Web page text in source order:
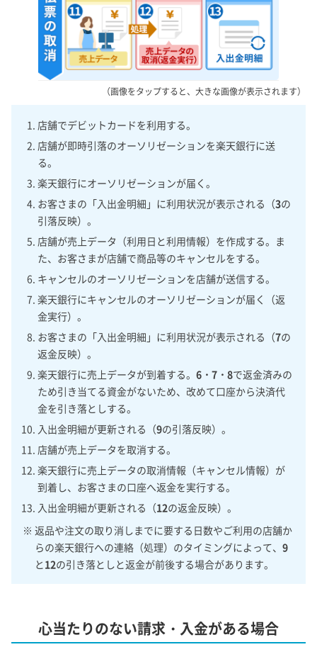
（画像をタップすると、大きな画像が表示されます）
店舗でデビットカードを利用する。
店舗が即時引落のオーソリゼーションを楽天銀行に送
る。
楽天銀行にオーソリゼーションが届く。
お客さまの「入出金明細」に利用状況が表示される（3の
引落反映）。
店舗が売上データ（利用日と利用情報）を作成する。ま
た、お客さまが店舗で商品等のキャンセルをする。
キャンセルのオーソリゼーションを店舗が送信する。
楽天銀行にキャンセルのオーソリゼーションが届く（返
金実行）。
お客さまの「入出金明細」に利用状況が表示される（7の
返金反映）。
楽天銀行に売上データが到着する。 6・7・8で返金済みの
ため引き当てる資金がないため、改めて口座から決済代
金を引き落としする。
入出金明細が更新される（9の引落反映）。
店舗が売上データを取消する。
楽天銀行に売上データの取消情報（キャンセル情報）が
到着し、お客さまの口座へ返金を実行する。
入出金明細が更新される（12の返金反映）。
※ 返品や注文の取り消しまでに要する日数やご利用の店舗か
らの楽天銀行への連絡（処理）のタイミングによって、 9
と12の引き落としと返金が前後する場合があります。
心当たりのない請求・入金がある場合